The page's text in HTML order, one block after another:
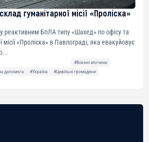
гуманітарної місії «Проліска»
реактивним БпЛА типу «Шахед» по офісу та
місії «Проліска» в Павлограді, яка евакуйовує
#Воєнні злочини
допомога #Україна
#Цивільні громадяни